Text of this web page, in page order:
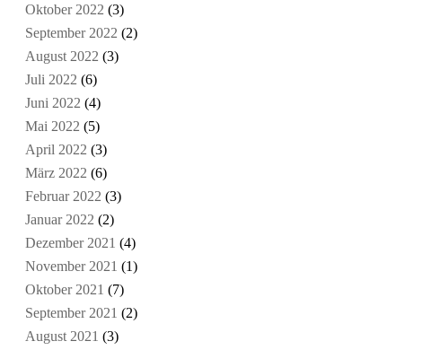
Oktober 2022 (3)
September 2022 (2)
August 2022 (3)
Juli 2022 (6)
Juni 2022 (4)
Mai 2022 (5)
April 2022 (3)
März 2022 (6)
Februar 2022 (3)
Januar 2022 (2)
Dezember 2021 (4)
November 2021 (1)
Oktober 2021 (7)
September 2021 (2)
August 2021 (3)